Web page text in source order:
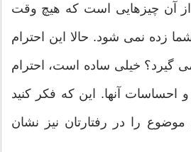
آن چیزهایی است که هیچ وقت
زده نمی شود. حالا این احترام
گیرد؟ خیلی ساده است، احترام
و احساسات آنها. این که فکر کنید
موضوع را در رفتارتان نیز نشان